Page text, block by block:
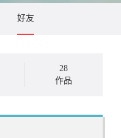
好友
28
作品